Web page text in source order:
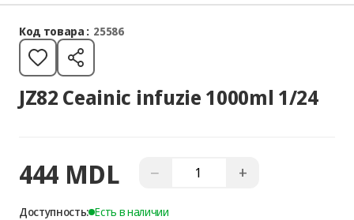
Код товара : 25586
JZ82 Ceainic infuzie 1000ml 1/24
444 MDL − +
Доступность: Есть в наличии